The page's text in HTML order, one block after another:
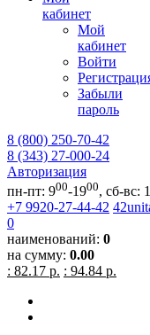
кабинет
Мой
кабинет
Войти
Забыли
пароль
8 (800) 250-70-42
8 (343) 27-000-24
Авторизация
пн-пт: 900-1900, сб-вс:
+7 9920-27-44-42
0
наименований: 0
на сумму: 0.00
: 82.17 р. : 94.84 р.